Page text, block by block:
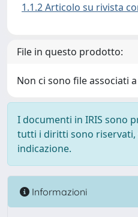
1.1.2 Articolo su rivista
File in questo prodotto:
Non ci sono file associati
I documenti in IRIS sono
tutti i diritti sono riservati,
indicazione.
Informazioni